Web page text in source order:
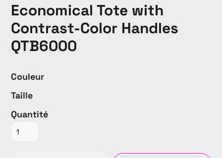
Economical Tote with
Contrast-Color Handles
QTB6000
Couleur
Taille
Quantité